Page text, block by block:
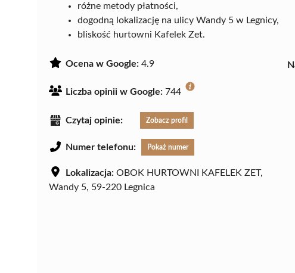
różne metody płatności,
dogodną lokalizację na ulicy Wandy 5 w Legnicy,
bliskość hurtowni Kafelek Zet.
Ocena w Google: 4.9
Liczba opinii w Google: 744
Czytaj opinie: Zobacz profil
Numer telefonu: Pokaż numer
Lokalizacja: OBOK HURTOWNI KAFELEK ZET,
Wandy 5, 59-220 Legnica